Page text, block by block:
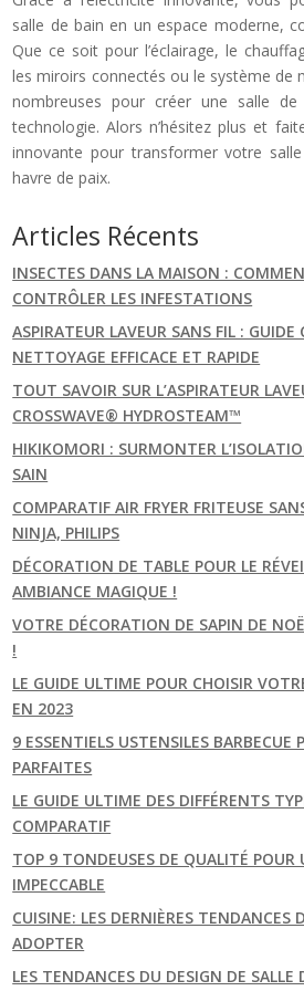
salle de bain en un espace moderne,
Que ce soit pour l’éclairage, le
les miroirs connectés ou le système de
nombreuses pour créer une salle
technologie. Alors n’hésitez plus et
innovante pour transformer votre
havre de paix.
Articles Récents
INSECTES DANS LA MAISON :
CONTRÔLER LES INFESTATIONS
ASPIRATEUR LAVEUR SANS FIL :
NETTOYAGE EFFICACE ET RAPIDE
TOUT SAVOIR SUR L’ASPIRATEUR
CROSSWAVE® HYDROSTEAM™
HIKIKOMORI : SURMONTER
SAIN
COMPARATIF AIR FRYER FRITEUSE
NINJA, PHILIPS
DÉCORATION DE TABLE POUR LE
AMBIANCE MAGIQUE !
VOTRE DÉCORATION DE SAPIN DE
!
LE GUIDE ULTIME POUR CHOISIR
EN 2023
9 ESSENTIELS USTENSILES BARBECUE
PARFAITES
LE GUIDE ULTIME DES DIFFÉRENTS
COMPARATIF
TOP 9 TONDEUSES DE QUALITÉ POUR
IMPECCABLE
CUISINE: LES DERNIÈRES TENDANCES
ADOPTER
LES TENDANCES DU DESIGN DE